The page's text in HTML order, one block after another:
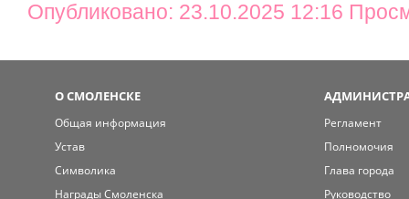
Опубликовано: 23.10.2025 12:16
О СМОЛЕНСКЕ
Общая информация
Устав
Символика
Награды Смоленска
Регламент
Полномочия
Глава города
Руководство